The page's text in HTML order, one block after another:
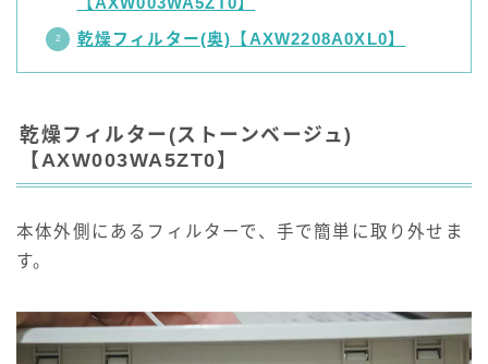
【AXW003WA5ZT0】
乾燥フィルター(奥)【AXW2208A0XL0】
乾燥フィルター(ストーンベージュ)
【AXW003WA5ZT0】
本体外側にあるフィルターで、手で簡単に取り外せま
す。